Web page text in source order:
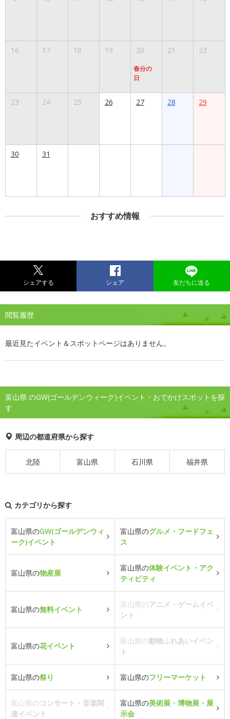
16 17 18 19 20
春分の
日
21 22
23 24 25 26 27 28 29
30 31
おすすめ情報
シェアする シェア 友だちに送る
閲覧履歴
最近見たイベント＆スポットページはありません。
富山県 のGW(ゴールデンウィーク)イベント・おでかけスポットを探
す
周辺の都道府県から探す
北陸 富山県 石川県 福井県
カテゴリから探す
富山県のGW(ゴールデンウィ
ーク)イベント
富山県のグルメ・フードフェ
ス
富山県の物産展
富山県の体験イベント・アク
ティビティ
富山県の無料イベント
富山県のアニメ・ゲームイベ
ント
富山県の花イベント
富山県の動物ふれあいイベン
ト
富山県の祭り 富山県のフリーマーケット
富山県のコンサート・音楽関
連イベント
富山県の美術展・博物展・展
示会